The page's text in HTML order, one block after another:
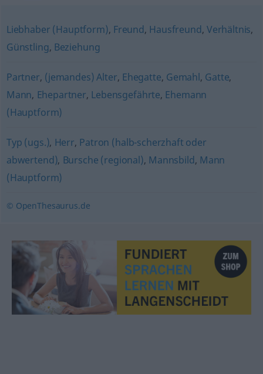
Liebhaber (Hauptform), Freund, Hausfreund, Verhältnis,
Günstling, Beziehung
Partner, (jemandes) Alter, Ehegatte, Gemahl, Gatte,
Mann, Ehepartner, Lebensgefährte, Ehemann
(Hauptform)
Typ (ugs.), Herr, Patron (halb-scherzhaft oder
abwertend), Bursche (regional), Mannsbild, Mann
(Hauptform)
© OpenThesaurus.de